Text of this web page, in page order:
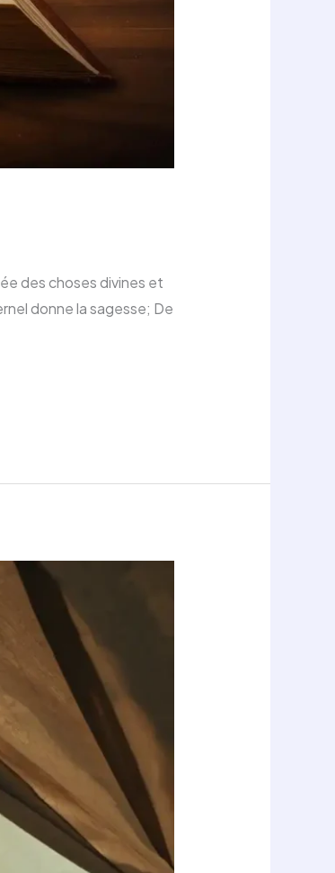
des choses divines et
donne la sagesse; De